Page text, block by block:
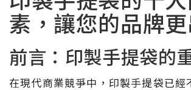
素，讓您的品牌
前言：印製手提袋的
在現代商業競爭中，印製手提袋已經